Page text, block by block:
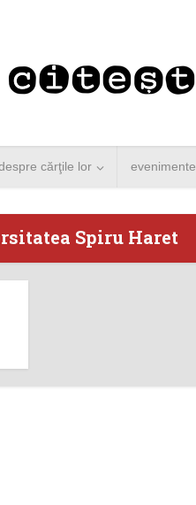
cărţile lor evenimente
Spiru Haret
vine la